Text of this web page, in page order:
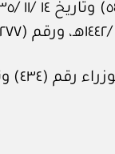
١١ /١ /١٤٤٦هـ.